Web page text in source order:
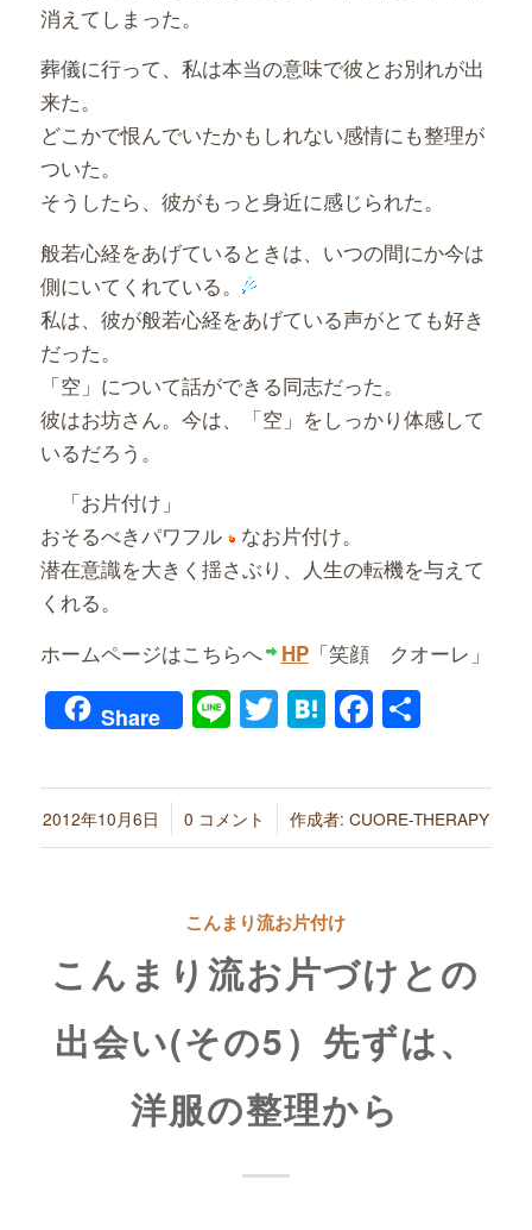
消えてしまった。
葬儀に行って、私は本当の意味で彼とお別れが出
来た。
どこかで恨んでいたかもしれない感情にも整理が
ついた。
そうしたら、彼がもっと身近に感じられた。
般若心経をあげているときは、いつの間にか今は
側にいてくれている。
私は、彼が般若心経をあげている声がとても好き
だった。
「空」について話ができる同志だった。
彼はお坊さん。今は、「空」をしっかり体感して
いるだろう。
「お片付け」
おそるべきパワフル
なお片付け。
潜在意識を大きく揺さぶり、人生の転機を与えて
くれる。
ホームページはこちらへ
HP「笑顔 クオーレ」
Share LineTwitter
Hatena共
2012年10月6日
/ 0 コメント
/ 作成者: CUORE-THERAPY
こんまり流お片付け
こんまり流お片づけとの
出会い(その5）先ずは、
洋服の整理から